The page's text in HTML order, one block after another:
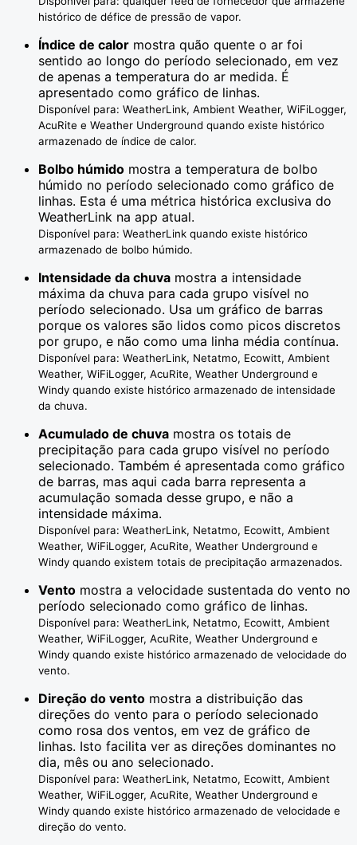
histórico de défice de pressão de vapor.
Índice de calor mostra quão quente o ar foi
sentido ao longo do período selecionado, em vez
de apenas a temperatura do ar medida. É
apresentado como gráfico de linhas.
Disponível para: WeatherLink, Ambient Weather, WiFiLogger,
AcuRite e Weather Underground quando existe histórico
armazenado de índice de calor.
Bolbo húmido mostra a temperatura de bolbo
húmido no período selecionado como gráfico de
linhas. Esta é uma métrica histórica exclusiva do
WeatherLink na app atual.
Disponível para: WeatherLink quando existe histórico
armazenado de bolbo húmido.
Intensidade da chuva mostra a intensidade
máxima da chuva para cada grupo visível no
período selecionado. Usa um gráfico de barras
porque os valores são lidos como picos discretos
por grupo, e não como uma linha média contínua.
Disponível para: WeatherLink, Netatmo, Ecowitt, Ambient
Weather, WiFiLogger, AcuRite, Weather Underground e
Windy quando existe histórico armazenado de intensidade
da chuva.
Acumulado de chuva mostra os totais de
precipitação para cada grupo visível no período
selecionado. Também é apresentada como gráfico
de barras, mas aqui cada barra representa a
acumulação somada desse grupo, e não a
intensidade máxima.
Disponível para: WeatherLink, Netatmo, Ecowitt, Ambient
Weather, WiFiLogger, AcuRite, Weather Underground e
Windy quando existem totais de precipitação armazenados.
Vento mostra a velocidade sustentada do vento no
período selecionado como gráfico de linhas.
Disponível para: WeatherLink, Netatmo, Ecowitt, Ambient
Weather, WiFiLogger, AcuRite, Weather Underground e
Windy quando existe histórico armazenado de velocidade do
vento.
Direção do vento mostra a distribuição das
direções do vento para o período selecionado
como rosa dos ventos, em vez de gráfico de
linhas. Isto facilita ver as direções dominantes no
dia, mês ou ano selecionado.
Disponível para: WeatherLink, Netatmo, Ecowitt, Ambient
Weather, WiFiLogger, AcuRite, Weather Underground e
Windy quando existe histórico armazenado de velocidade e
direção do vento.